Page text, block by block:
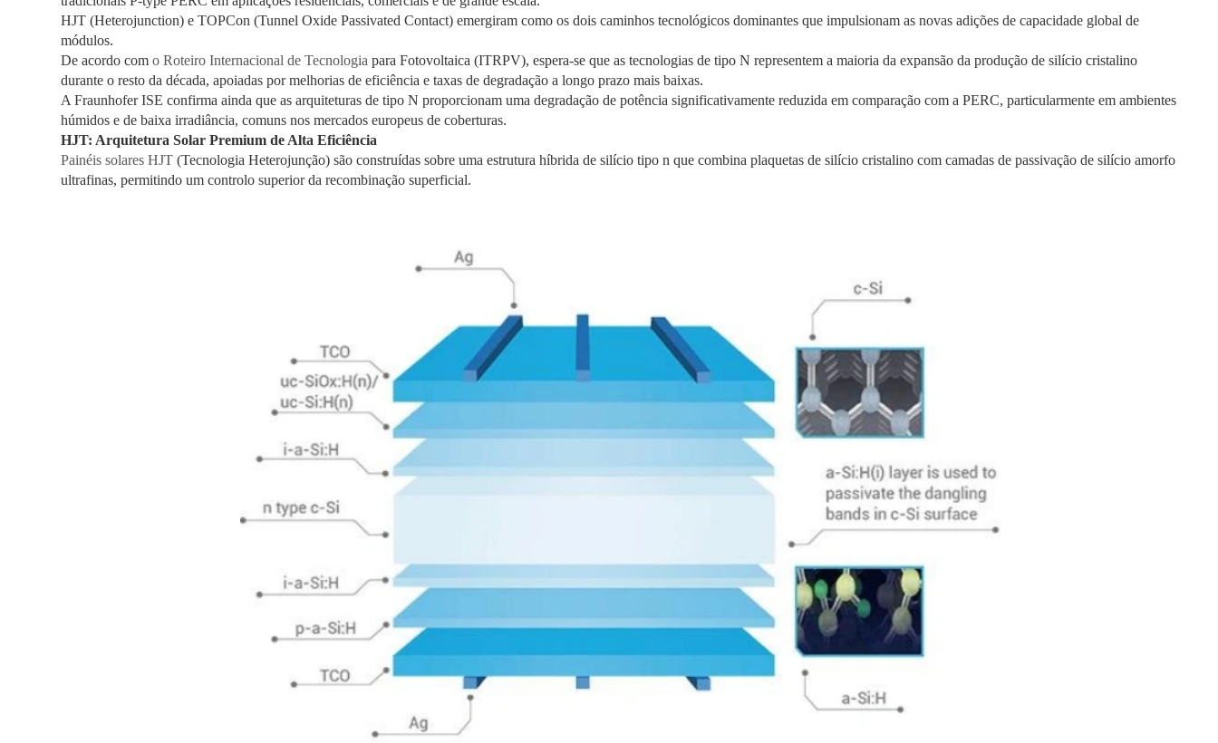
HJT (Heterojunction) e TOPCon (Tunnel Oxide Passivated Contact) emergiram como os dois caminhos tecnológicos dominantes que impulsionam as novas adições de capacidade global de
módulos.
De acordo com o Roteiro Internacional de Tecnologia para Fotovoltaica (ITRPV), espera-se que as tecnologias de tipo N representem a maioria da expansão da produção de silício cristalino
durante o resto da década, apoiadas por melhorias de eficiência e taxas de degradação a longo prazo mais baixas.
A Fraunhofer ISE confirma ainda que as arquiteturas de tipo N proporcionam uma degradação de potência significativamente reduzida em comparação com a PERC, particularmente em ambientes
húmidos e de baixa irradiância, comuns nos mercados europeus de coberturas.
HJT: Arquitetura Solar Premium de Alta Eficiência
Painéis solares HJT (Tecnologia Heterojunção) são construídas sobre uma estrutura híbrida de silício tipo n que combina plaquetas de silício cristalino com camadas de passivação de silício amorfo
ultrafinas, permitindo um controlo superior da recombinação superficial.